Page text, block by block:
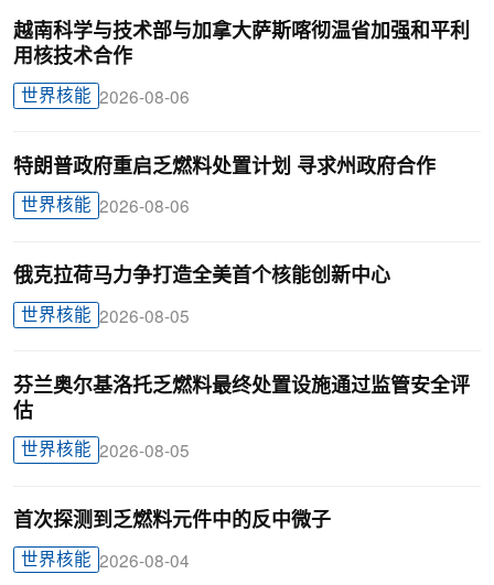
越南科学与技术部与加拿大萨斯喀彻温省加强和平利
用核技术合作
世界核能 2026-08-06
特朗普政府重启乏燃料处置计划 寻求州政府合作
世界核能 2026-08-06
俄克拉荷马力争打造全美首个核能创新中心
世界核能 2026-08-05
芬兰奥尔基洛托乏燃料最终处置设施通过监管安全评
估
世界核能 2026-08-05
首次探测到乏燃料元件中的反中微子
世界核能 2026-08-04